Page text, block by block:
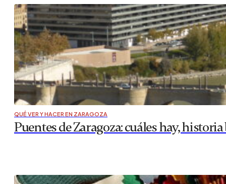
QUÉ VER Y HACER EN ZARAGOZA
Puentes de Zaragoza: cuáles hay,